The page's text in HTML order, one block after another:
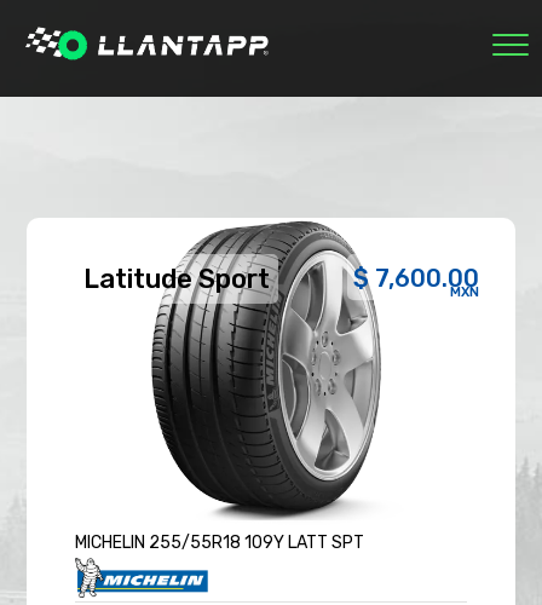
RASTREAR PEDIDO
SESIÓN
Latitude Sport
MICHELIN 255/55R18 109Y LATT SPT
$ 7,600.00
MXN